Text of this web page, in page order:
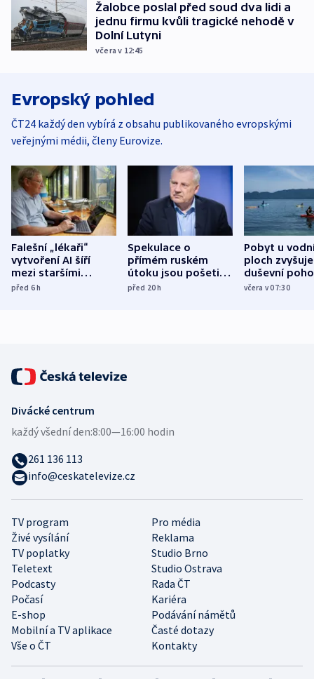
Žalobce poslal před soud dva lidi a
jednu firmu kvůli tragické nehodě v
Dolní Lutyni
včera v 12:45
Evropský pohled
ČT24 každý den vybírá z obsahu publikovaného evropskými
veřejnými médii, členy Eurovize.
Falešní „lékaři“
vytvoření AI šíří
mezi staršími
Poláky nebezpečné
před 6h
Spekulace o
přímém ruském
útoku jsou pošetilé,
míní estonský
před 20h
Pobyt u
ploch zvyšuje
duševní
ukázala
včera v 07:30
TV program
Pro média
Živé vysílání
Reklama
TV poplatky
Studio Brno
Teletext
Studio Ostrava
Podcasty
Rada ČT
Počasí
Kariéra
E-shop
Podávání námětů
Mobilní a TV aplikace
Časté dotazy
Vše o ČT
Kontakty
Divácké centrum
každý všední den:8:00—16:00 hodin
261 136 113
info@ceskatelevize.cz